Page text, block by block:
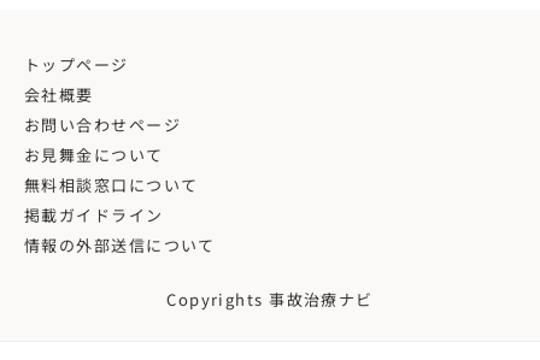
トップページ
会社概要
お問い合わせページ
お見舞金について
無料相談窓口について
掲載ガイドライン
情報の外部送信について
Copyrights 事故治療ナビ